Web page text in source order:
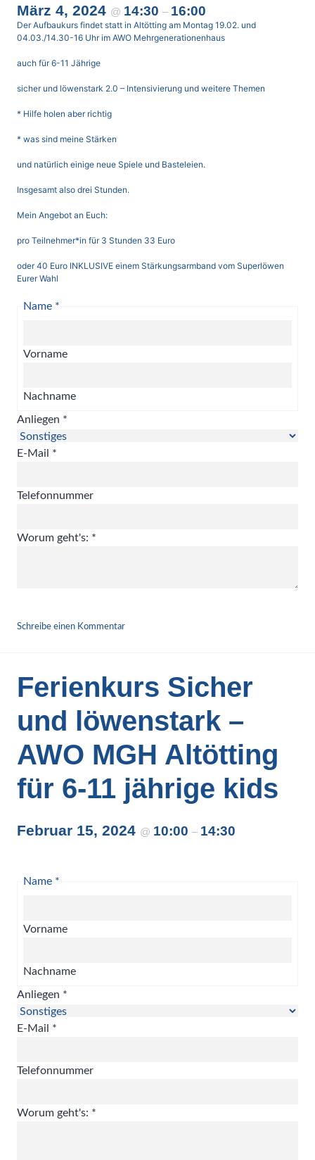
März 4, 2024 @ 14:30 – 16:00
Der Aufbaukurs findet statt in Altötting am Montag 19.02. und
04.03./14.30-16 Uhr im AWO Mehrgenerationenhaus
auch für 6-11 Jährige
sicher und löwenstark 2.0 – Intensivierung und weitere Themen
* Hilfe holen aber richtig
* was sind meine Stärken
und natürlich einige neue Spiele und Basteleien.
Insgesamt also drei Stunden.
Mein Angebot an Euch:
pro Teilnehmer*in für 3 Stunden 33 Euro
oder 40 Euro INKLUSIVE einem Stärkungsarmband vom Superlöwen
Eurer Wahl
Name *
Vorname
Nachname
Anliegen *
E-Mail *
Telefonnummer
Worum geht's: *
Schreibe einen Kommentar
Ferienkurs Sicher
und löwenstark –
AWO MGH Altötting
für 6-11 jährige kids
Februar 15, 2024 @ 10:00 – 14:30
Name *
Vorname
Nachname
Anliegen *
E-Mail *
Telefonnummer
Worum geht's: *